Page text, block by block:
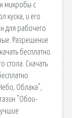
микробы с
куска, и его
для рабочего
Разрешение
бесплатно.
стола. Скачать
Облака",
"Обои-